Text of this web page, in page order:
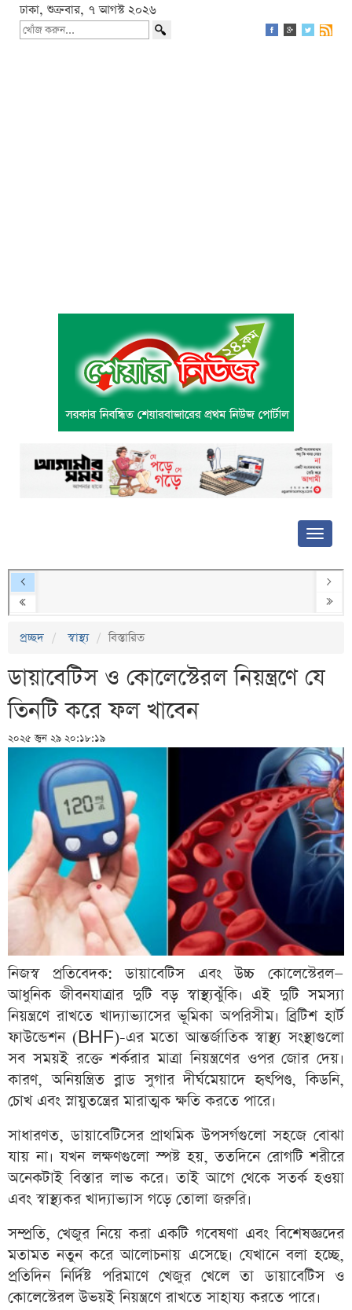
ঢাকা, শুক্রবার, ৭ আগস্ট ২০২৬
প্রচ্ছদ স্বাস্থ্য বিস্তারিত
ডায়াবেটিস ও কোলেস্টেরল নিয়ন্ত্রণে যে
তিনটি করে ফল খাবেন
২০২৫ জুন ২৯ ২০:১৮:১৯
নিজস্ব প্রতিবেদক: ডায়াবেটিস এবং উচ্চ কোলেস্টেরল—
আধুনিক জীবনযাত্রার দুটি বড় স্বাস্থ্যঝুঁকি। এই দুটি সমস্যা
নিয়ন্ত্রণে রাখতে খাদ্যাভ্যাসের ভূমিকা অপরিসীম। ব্রিটিশ হার্ট
ফাউন্ডেশন (BHF)-এর মতো আন্তর্জাতিক স্বাস্থ্য সংস্থাগুলো
সব সময়ই রক্তে শর্করার মাত্রা নিয়ন্ত্রণের ওপর জোর দেয়।
কারণ, অনিয়ন্ত্রিত ব্লাড সুগার দীর্ঘমেয়াদে হৃৎপিণ্ড, কিডনি,
চোখ এবং স্নায়ুতন্ত্রের মারাত্মক ক্ষতি করতে পারে।
সাধারণত, ডায়াবেটিসের প্রাথমিক উপসর্গগুলো সহজে বোঝা
যায় না। যখন লক্ষণগুলো স্পষ্ট হয়, ততদিনে রোগটি শরীরে
অনেকটাই বিস্তার লাভ করে। তাই আগে থেকে সতর্ক হওয়া
এবং স্বাস্থ্যকর খাদ্যাভ্যাস গড়ে তোলা জরুরি।
সম্প্রতি, খেজুর নিয়ে করা একটি গবেষণা এবং বিশেষজ্ঞদের
মতামত নতুন করে আলোচনায় এসেছে। যেখানে বলা হচ্ছে,
প্রতিদিন নির্দিষ্ট পরিমাণে খেজুর খেলে তা ডায়াবেটিস ও
কোলেস্টেরল উভয়ই নিয়ন্ত্রণে রাখতে সাহায্য করতে পারে।